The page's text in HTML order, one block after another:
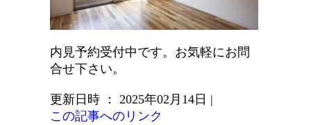
内見予約受付中です。お気軽にお問
合せ下さい。
更新日時 ： 2025年02月14日 |
この記事へのリンク